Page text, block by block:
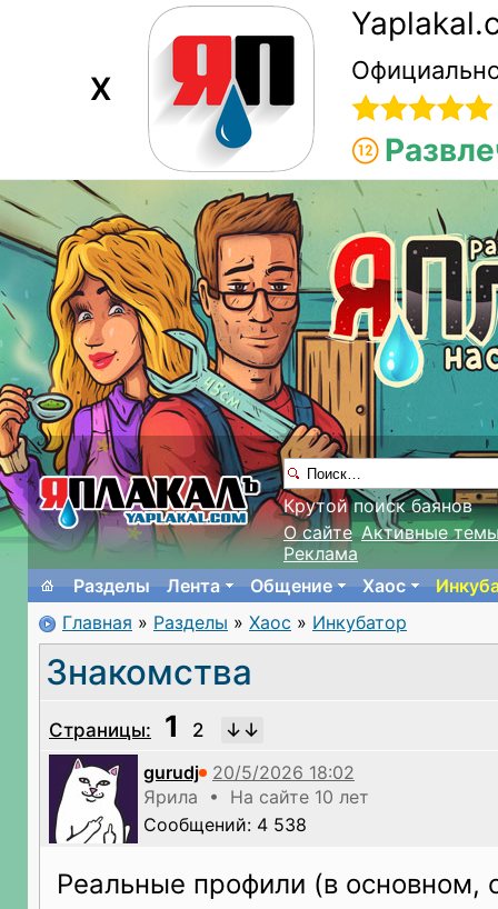
X
Крутой поиск баянов
О сайте Активные
Реклама
Разделы
Лента Общение Хаос
Главная » Разделы » Хаос » Инкубатор
Знакомства
Страницы: 1
2
gurudj
Ярила • На сайте 10 лет
Сообщений: 4 538
Реальные профили (в основном,